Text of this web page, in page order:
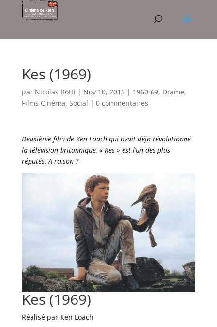
Kes (1969)
par Nicolas Botti | Nov 10, 2015| 1960-69, Drame,
Films Cinéma, Social | 0 commentaires
Deuxième film de Ken Loach qui avait déjà révolutionné
la télévision britannique, « Kes » est l’un des plus
réputés. A raison ?
Kes (1969)
Réalisé par Ken Loach